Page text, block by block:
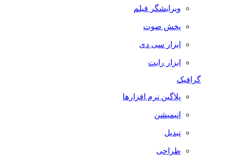
ویرایشگر فیلم
پخش صوت
ابزار سی دی
ابزار رایت
گرافیک
پلاگین نرم افزارها
انیمیشن
تبدیل
طراحی